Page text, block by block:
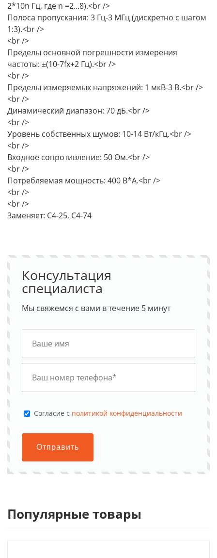
2*10n Гц, где n =2...8).<br />
Полоса пропускания: 3 Гц-3 МГц (дискретно с шагом
1:3).<br />
<br />
Пределы основной погрешности измерения
частоты: ±(10-7fх+2 Гц).<br />
<br />
Пределы измеряемых напряжений: 1 мкВ-3 В.<br />
<br />
Динамический диапазон: 70 дБ.<br />
<br />
Уровень собственных шумов: 10-14 Вт/кГц.<br />
<br />
Входное сопротивление: 50 Ом.<br />
<br />
Потребляемая мощность: 400 В*А.<br />
<br />
<br />
Заменяет: С4-25, С4-74
Консультация
специалиста
Мы свяжемся с вами в течение 5 минут
Cогласие с политикой конфиденциальности
Отправить
Популярные товары